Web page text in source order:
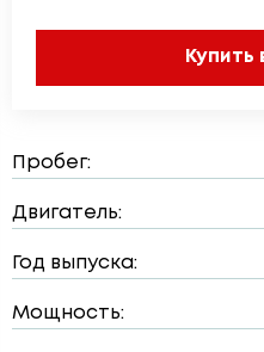
Купить
Пробег:
Двигатель:
Год выпуска:
Мощность: